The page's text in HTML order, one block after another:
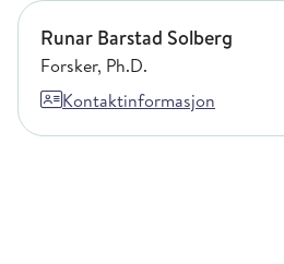
Runar Barstad Solberg
Runar Barstad Solberg
Forsker, Ph.D.
Kontaktinformasjon